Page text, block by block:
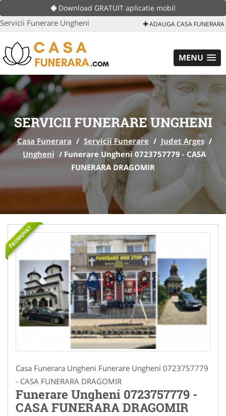
Download GRATUIT aplicatie mobil
Servicii Funerare Ungheni ADAUGA CASA FUNERARA
MENU
SERVICII FUNERARE UNGHENI
Casa Funerara / Servicii Funerare / Judet Arges /
Ungheni / Funerare Ungheni 0723757779 - CASA
FUNERARA DRAGOMIR
PROMOVAT
Casa Funerara Ungheni Funerare Ungheni 0723757779
- CASA FUNERARA DRAGOMIR
Funerare Ungheni 0723757779 -
CASA FUNERARA DRAGOMIR